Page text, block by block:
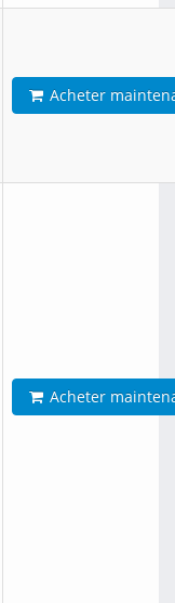
Acheter
Acheter